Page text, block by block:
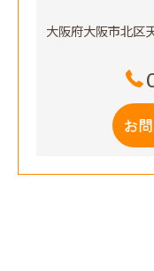
大阪府大阪市北区
お